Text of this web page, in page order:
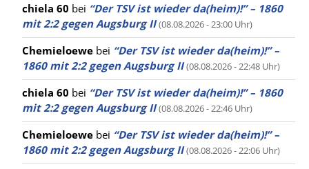
chiela 60 bei “Der TSV ist wieder da(heim)!” – 1860
mit 2:2 gegen Augsburg II (08.08.2026 - 23:00 Uhr)
Chemieloewe bei “Der TSV ist wieder da(heim)!” –
1860 mit 2:2 gegen Augsburg II (08.08.2026 - 22:48 Uhr)
chiela 60 bei “Der TSV ist wieder da(heim)!” – 1860
mit 2:2 gegen Augsburg II (08.08.2026 - 22:46 Uhr)
Chemieloewe bei “Der TSV ist wieder da(heim)!” –
1860 mit 2:2 gegen Augsburg II (08.08.2026 - 22:06 Uhr)